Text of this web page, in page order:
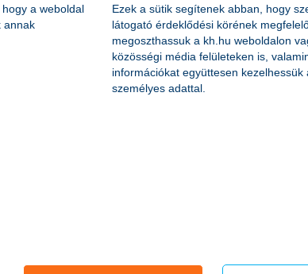
a weboldal
annak
Ezek a sütik segítenek abban, hogy
látogató érdeklődési körének
megoszthassuk a kh.hu weboldalon
közösségi média felületeken is,
információkat együttesen kezelhessük
személyes adattal.